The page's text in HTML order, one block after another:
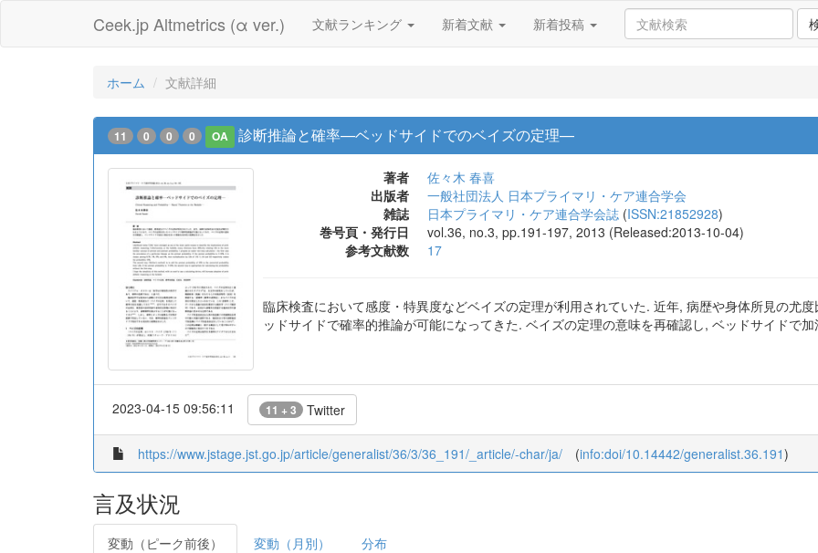
Ceek.jp Altmetrics (α ver.) 文献ランキング 新着文献 新着投稿
ホーム 文献詳細
11 0 0 0 OA 診断推論と確率—ベッドサイドでのベイズの定理—
著者
佐々木 春喜
出版者
一般社団法人 日本プライマリ・ケア連合学会
雑誌
日本プライマリ・ケア連合学会誌 (ISSN:21852928)
巻号頁・発行日
vol.36, no.3, pp.191-197, 2013 (Released:2013-10-04)
参考文献数
17
臨床検査において感度・特異度などベイズの定理が利用されていた. 近年, 病歴や身体所見の尤
ッドサイドで確率的推論が可能になってきた. ベイズの定理の意味を再確認し, ベッドサイドで
2023-04-15 09:56:11 11 + 3 Twitter
https://www.jstage.jst.go.jp/article/generalist/36/3/36_191/_article/-char/ja/ (info:doi/10.14442/generalist.36.191)
言及状況
変動（ピーク前後） 変動（月別） 分布